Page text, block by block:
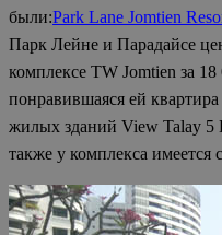
были:Park Lane Jomtien
Парк Лейне и Парадайсе
комплексе TW Jomtien за
понравившаяся ей
жилых зданий View Talay 5
также у комплекса